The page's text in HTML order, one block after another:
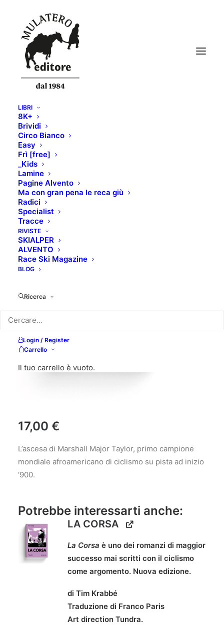
LIBRI
8K+
Brividi
Circo Bianco
Easy
Frì [free]
_Kids
Lamine
Pagine Alvento
Ma con gran pena le reca giù
Radici
Specialist
Tracce
RIVISTE
SKIALPER
ALVENTO
Race Ski Magazine
BLOG
Ricerca
Login / Register
Carrello
Il tuo carrello è vuoto.
17,00 €
L’ascesa di Marshall Major Taylor, primo campione
mondiale afroamericano di ciclismo su pista ad inizio
‘900.
Potrebbe interessarti anche:
LA CORSA
La Corsa è uno dei romanzi di maggior
successo mai scritti con il ciclismo
come argomento. Nuova edizione.
di Tim Krabbé
Traduzione di Franco Paris
Art directionTundra.